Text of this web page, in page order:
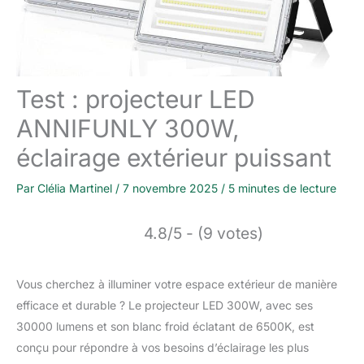
Test : projecteur LED
ANNIFUNLY 300W,
éclairage extérieur puissant
Par Clélia Martinel / 7 novembre 2025 / 5 minutes de lecture
4.8/5 - (9 votes)
Vous cherchez à illuminer votre espace extérieur de manière
efficace et durable ? Le projecteur LED 300W, avec ses
30000 lumens et son blanc froid éclatant de 6500K, est
conçu pour répondre à vos besoins d’éclairage les plus